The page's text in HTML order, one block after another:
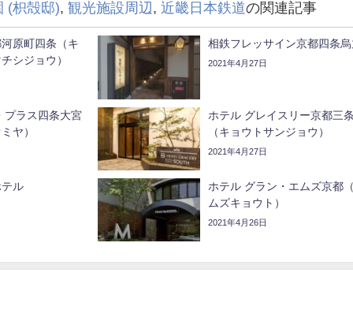
(枳殻邸),観光施設周辺 ,近畿日本鉄道の関連記事
原町四条（キ
シジョウ）
相鉄フレッサイン京都四条
2021年4月27日
プラス四条大宮
ヤ）
ホテル グレイスリー京都三条
（キョウトサンジョウ）
2021年4月27日
ル
ホテル グラン・エムズ京都
ムズキョウト）
2021年4月26日